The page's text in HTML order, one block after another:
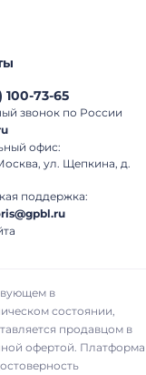
100-73-65
звонок по России
офис:
Москва, ул. Щепкина, д.
поддержка:
в
состоянии,
продавцом в
офертой. Платформа